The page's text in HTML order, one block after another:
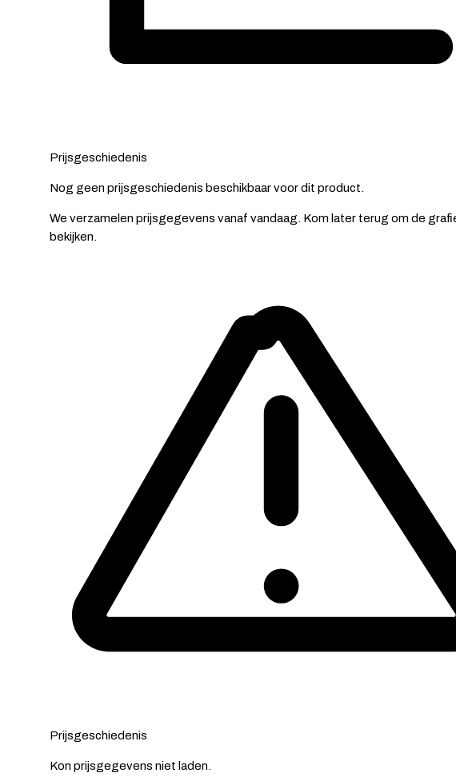
Prijsgeschiedenis
Nog geen prijsgeschiedenis beschikbaar voor dit product.
We verzamelen prijsgegevens vanaf vandaag. Kom later terug om de
bekijken.
Prijsgeschiedenis
Kon prijsgegevens niet laden.